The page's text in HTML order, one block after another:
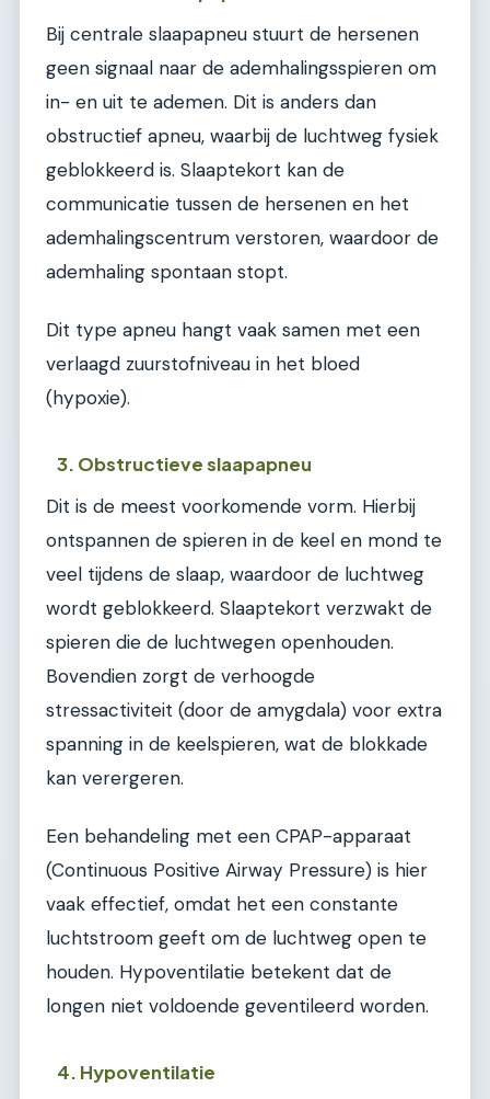
Bij centrale slaapapneu stuurt de hersenen
geen signaal naar de ademhalingsspieren om
in- en uit te ademen. Dit is anders dan
obstructief apneu, waarbij de luchtweg fysiek
geblokkeerd is. Slaaptekort kan de
communicatie tussen de hersenen en het
ademhalingscentrum verstoren, waardoor de
ademhaling spontaan stopt.
Dit type apneu hangt vaak samen met een
verlaagd zuurstofniveau in het bloed
(hypoxie).
3. Obstructieve slaapapneu
Dit is de meest voorkomende vorm. Hierbij
ontspannen de spieren in de keel en mond te
veel tijdens de slaap, waardoor de luchtweg
wordt geblokkeerd. Slaaptekort verzwakt de
spieren die de luchtwegen openhouden.
Bovendien zorgt de verhoogde
stressactiviteit (door de amygdala) voor extra
spanning in de keelspieren, wat de blokkade
kan verergeren.
Een behandeling met een CPAP-apparaat
(Continuous Positive Airway Pressure) is hier
vaak effectief, omdat het een constante
luchtstroom geeft om de luchtweg open te
houden. Hypoventilatie betekent dat de
longen niet voldoende geventileerd worden.
4. Hypoventilatie